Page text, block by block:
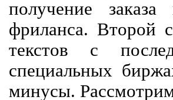
получение
фриланса. Второй
текстов с
специальных
минусы.